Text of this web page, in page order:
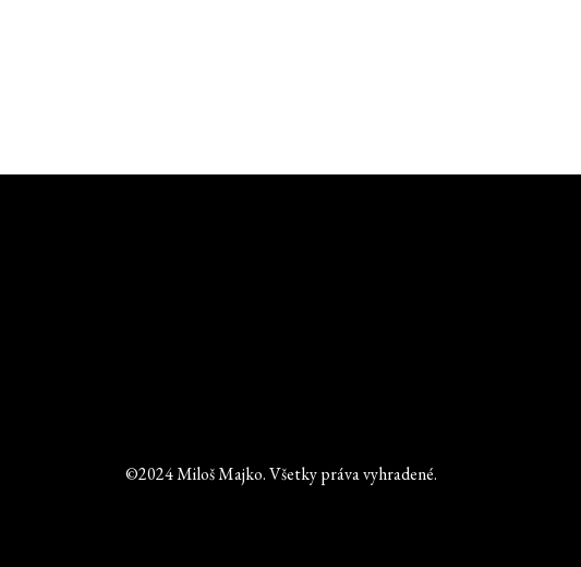
©2024 Miloš Majko. Všetky práva vyhradené.